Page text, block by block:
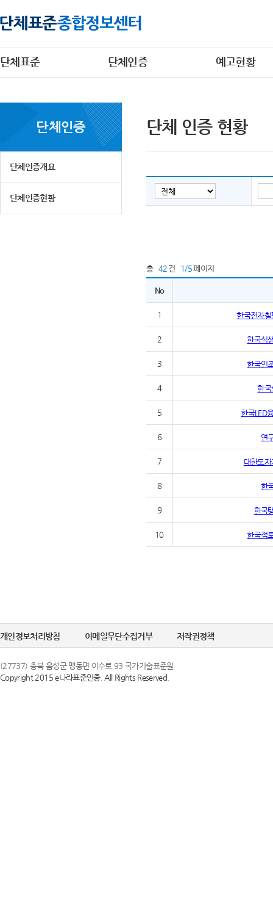
단체표준 단체인증 예고현황
단체인증
단체인증개요
단체인증현황
단체 인증 현황
총 42 건 1/5페이지
No
1 한국전자
2 한국식
3 한국인
4 한국
5 한국LED
6 연
7 대한도
8 한
9 한국
10 한국점
개인정보처리방침 이메일무단수집거부 저작권정책
(27737) 충북 음성군 맹동면 이수로 93 국가기술표준원
Copyright 2015 e나라표준인증. All Rights Reserved.